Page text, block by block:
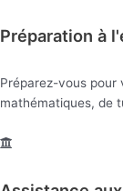
Préparation à
Préparez-vous pour
mathématiques, de